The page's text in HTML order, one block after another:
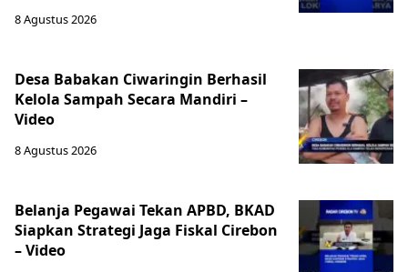
8 Agustus 2026
Desa Babakan Ciwaringin Berhasil
Kelola Sampah Secara Mandiri –
Video
8 Agustus 2026
‎Belanja Pegawai Tekan APBD, BKAD
Siapkan Strategi Jaga Fiskal Cirebon
– Video